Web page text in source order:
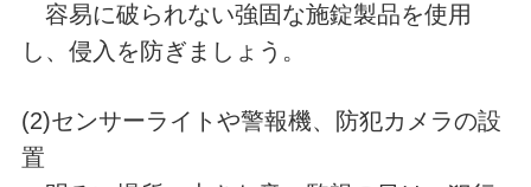
容易に破られない強固な施錠製品を使用
し、侵入を防ぎましょう。
(2)センサーライトや警報機、防犯カメラの設
置